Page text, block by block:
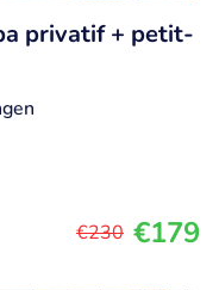
privatif + petit-
€230 €179